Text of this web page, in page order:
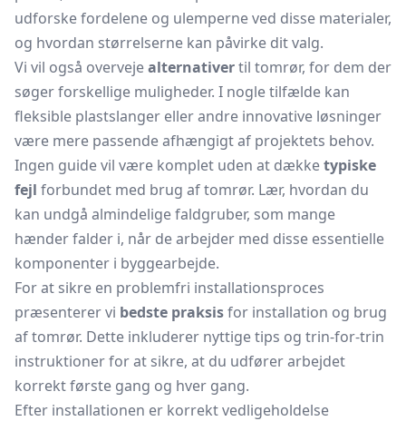
udforske fordelene og ulemperne ved disse materialer,
og hvordan størrelserne kan påvirke dit valg.
Vi vil også overvejealternativertil tomrør, for dem der
søger forskellige muligheder. I nogle tilfælde kan
fleksible plastslanger eller andre innovative løsninger
være mere passende afhængigt af projektets behov.
Ingen guide vil være komplet uden at dækketypiske
fejl forbundet med brug af tomrør. Lær, hvordan du
kan undgå almindelige faldgruber, som mange
hænder falder i, når de arbejder med disse essentielle
komponenter i byggearbejde.
For at sikre en problemfri installationsproces
præsenterer vi bedste praksisfor installation og brug
af tomrør. Dette inkluderer nyttige tips og trin-for-trin
instruktioner for at sikre, at du udfører arbejdet
korrekt første gang og hver gang.
Efter installationen er korrekt vedligeholdelse